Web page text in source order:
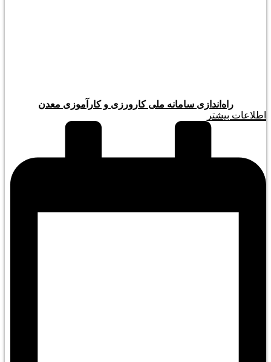
راه‌اندازی سامانه ملی کارورزی و کارآموزی معدن
اطلاعات بیشتر